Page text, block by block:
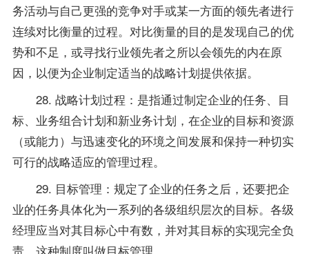
务活动与自己更强的竞争对手或某一方面的领先者进行
连续对比衡量的过程。对比衡量的目的是发现自己的优
势和不足，或寻找行业领先者之所以会领先的内在原
因，以便为企业制定适当的战略计划提供依据。
28. 战略计划过程：是指通过制定企业的任务、目
标、业务组合计划和新业务计划，在企业的目标和资源
（或能力）与迅速变化的环境之间发展和保持一种切实
可行的战略适应的管理过程。
29. 目标管理：规定了企业的任务之后，还要把企
业的任务具体化为一系列的各级组织层次的目标。各级
经理应当对其目标心中有数，并对其目标的实现完全负
责，这种制度叫做目标管理。